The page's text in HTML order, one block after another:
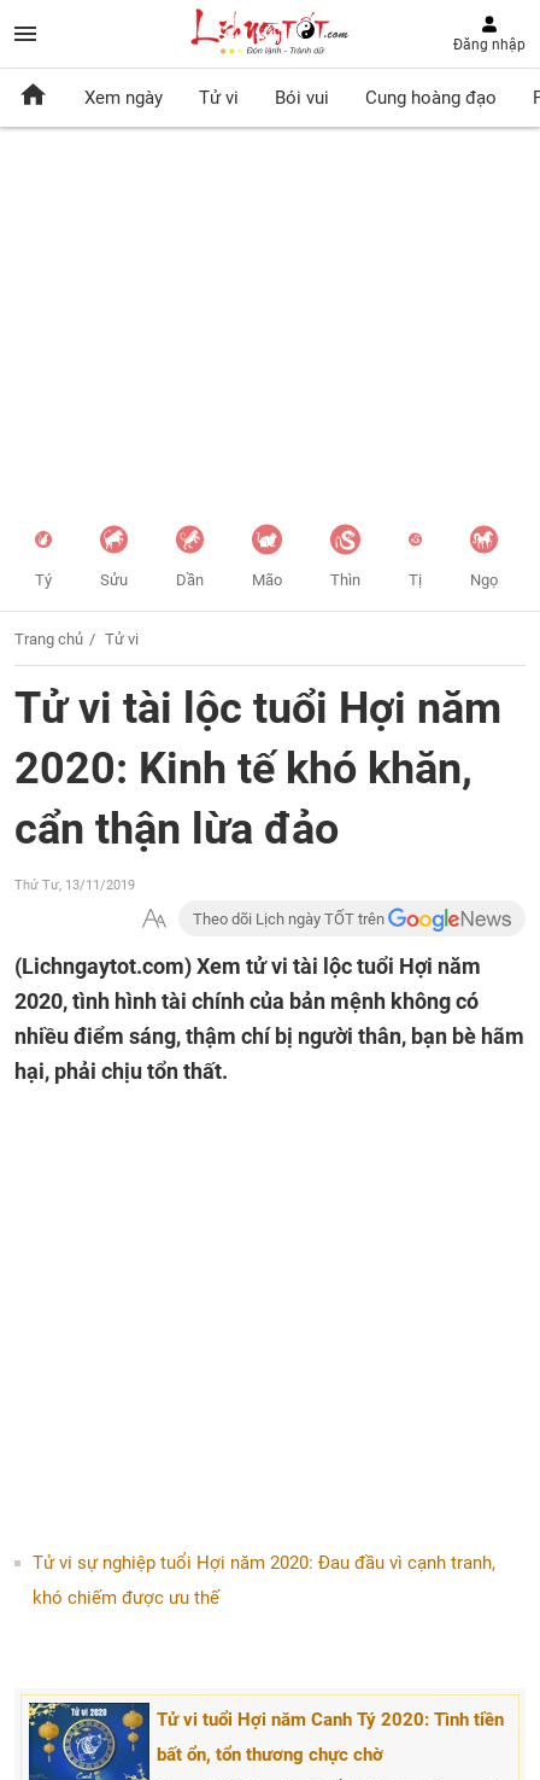
Đăng nhập
Xem ngày Tử vi Bói vui Cung hoàng đạo
Tý Sửu Dần Mão Thìn Tị Ngọ
Trang chủ Tử vi
Tử vi tài lộc tuổi Hợi năm
2020: Kinh tế khó khăn,
cẩn thận lừa đảo
Thứ Tư, 13/11/2019
Theo dõi Lịch ngày TỐT trên
(Lichngaytot.com)Xem tử vi tài lộc tuổi Hợi năm
2020, tình hình tài chính của bản mệnh không có
nhiều điểm sáng, thậm chí bị người thân, bạn bè hãm
hại, phải chịu tổn thất.
Tử vi sự nghiệp tuổi Hợi năm 2020: Đau đầu vì cạnh tranh,
khó chiếm được ưu thế
Tử vi tuổi Hợi năm Canh Tý 2020: Tình tiền
bất ổn, tổn thương chực chờ